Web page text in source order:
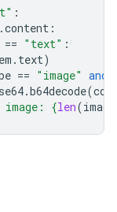
:
.content :
== "text" :
. text)
== "image" and
.b64decode(
image: {len(